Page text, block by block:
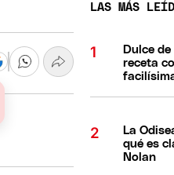
LAS MÁS
Dulce
receta
La
qué es
Nolan